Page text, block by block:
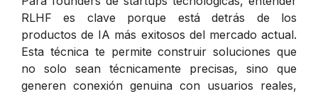
RLHF es clave porque está detrás de los
productos de IA más exitosos del mercado actual.
Esta técnica te permite construir soluciones que
no solo sean técnicamente precisas, sino que
generen conexión genuina con usuarios reales,